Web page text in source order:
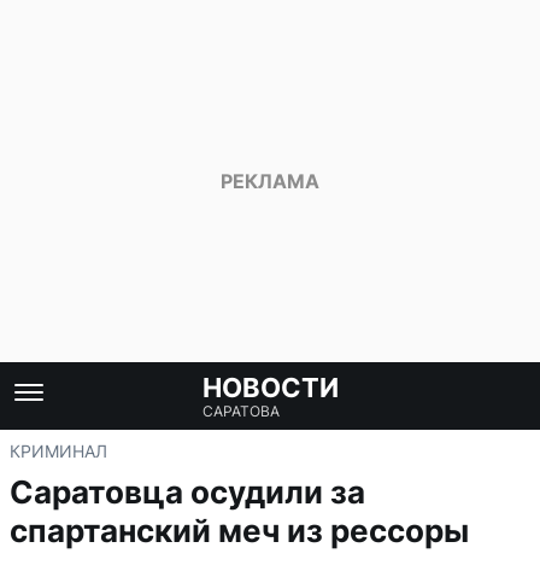
НОВОСТИ
САРАТОВА
КРИМИНАЛ
Саратовца осудили за
спартанский меч из рессоры